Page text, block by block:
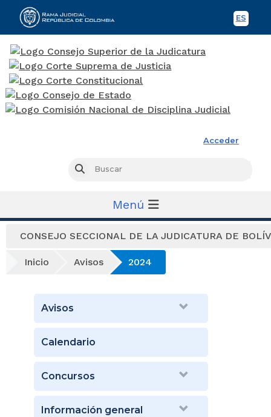
ES
Acceder
Buscar
Menú
CONSEJO SECCIONAL DE LA JUDICATURA DE
Inicio Avisos 2024
Avisos
Calendario
Concursos
Información general